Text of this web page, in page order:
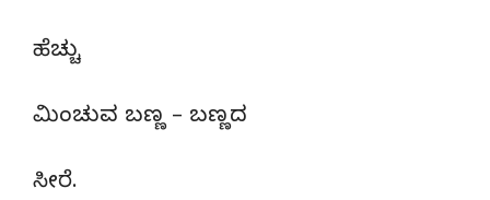
ಹೆಚ್ಚು
ಮಿಂಚುವ ಬಣ್ಣ – ಬಣ್ಣದ
ಸೀರೆ.